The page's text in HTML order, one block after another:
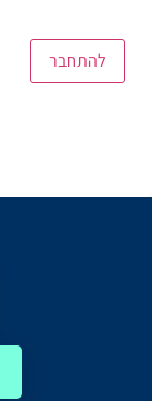
להתחבר